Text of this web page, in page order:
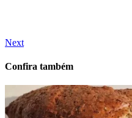
Next
Confira também